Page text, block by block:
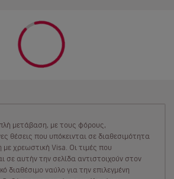
μετάβαση, με τους φόρους,
θέσεις που υπόκεινται σε διαθεσιμότητα
με χρεωστική Visa. Οι τιμές που
σε αυτήν την σελίδα αντιστοιχούν στον
διαθέσιμο ναύλο για την επιλεγμένη